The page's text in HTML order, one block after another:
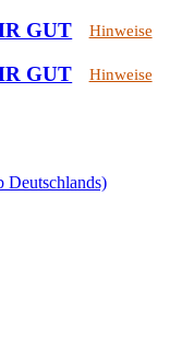
GUT Hinweise
GUT Hinweise
Deutschlands)